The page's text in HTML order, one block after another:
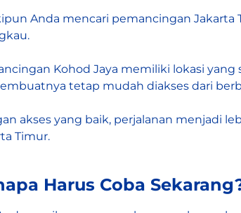
Anda mencari pemancingan
Kohod Jaya memiliki lokasi
tetap mudah diakses dari
akses yang baik, perjalanan menjadi
Timur.
Harus Coba